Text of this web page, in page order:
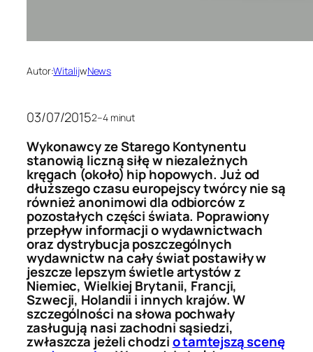
Autor:WitalijwNews
03/07/20152–4 minut
Wykonawcy ze Starego Kontynentu
stanowią liczną siłę w niezależnych
kręgach (około) hip hopowych. Już od
dłuższego czasu europejscy twórcy nie są
również anonimowi dla odbiorców z
pozostałych części świata. Poprawiony
przepływ informacji o wydawnictwach
oraz dystrybucja poszczególnych
wydawnictw na cały świat postawiły w
jeszcze lepszym świetle artystów z
Niemiec, Wielkiej Brytanii, Francji,
Szwecji, Holandii i innych krajów. W
szczególności na słowa pochwały
zasługują nasi zachodni sąsiedzi,
zwłaszcza jeżeli chodzio tamtejszą scenę